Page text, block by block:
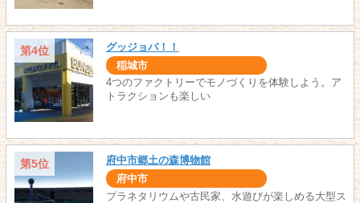
第4位 グッジョバ！！
稲城市
4つのファクトリーでモノづくりを体験しよう。ア
トラクションも楽しい
第5位 府中市郷土の森博物館
府中市
プラネタリウムや古民家、水遊びが楽しめる大型ス